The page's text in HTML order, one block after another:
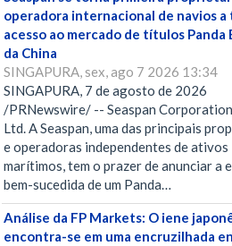
operadora internacional de navios a
acesso ao mercado de títulos Panda
da China
SINGAPURA, sex, ago 7 2026 13:34
SINGAPURA, 7 de agosto de 2026
/PRNewswire/ -- Seaspan
Ltd. A Seaspan, uma das principais
e operadoras independentes de ativos
marítimos, tem o prazer de anunciar a
bem-sucedida de um Panda…
Análise da FP Markets: O iene
encontra-se em uma encruzilhada